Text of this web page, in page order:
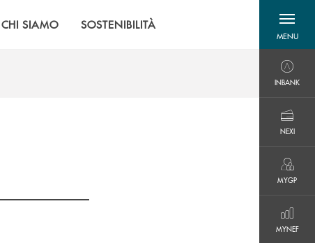
CHI SIAMO SOSTENIBILITÀ
MENU
menu
INBANK
NEXI
MYGP
MYNEF